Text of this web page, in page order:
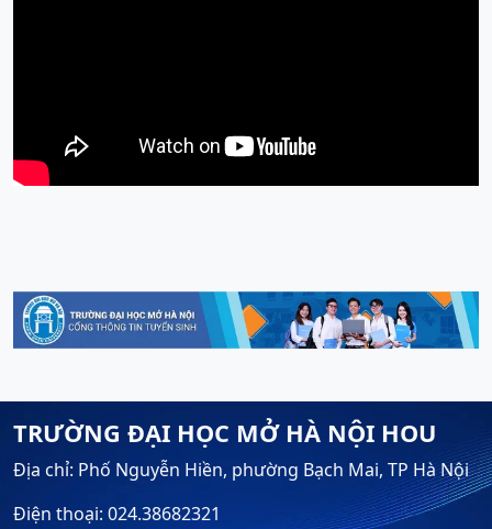
TRƯỜNG ĐẠI HỌC MỞ HÀ NỘI HOU
Địa chỉ: Phố Nguyễn Hiền, phường Bạch Mai, TP Hà Nội
Điện thoại: 024.38682321